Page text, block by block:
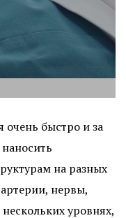
очень быстро и за
на разных
нервы,
уровнях,